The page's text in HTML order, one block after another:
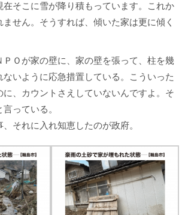
在そこに雪が降り積もっています。これか
ません。そうすれば、傾いた家は更に傾く
ＰＯが家の壁に、家の壁を張って、柱を幾
いように応急措置している。こういった
、カウントさえしていないんですよ。そ
っている。
それに入れ知恵したのが政府。